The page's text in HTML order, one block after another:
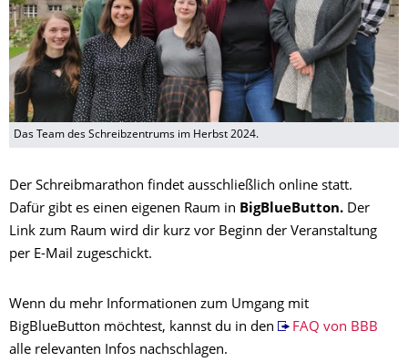
Das Team des Schreibzentrums im Herbst 2024.
Der Schreibmarathon findet ausschließlich online statt.
Dafür gibt es einen eigenen Raum in BigBlueButton. Der
Link zum Raum wird dir kurz vor Beginn der Veranstaltung
per E-Mail zugeschickt.
Wenn du mehr Informationen zum Umgang mit
BigBlueButton möchtest, kannst du in den
FAQ von BBB
alle relevanten Infos nachschlagen.